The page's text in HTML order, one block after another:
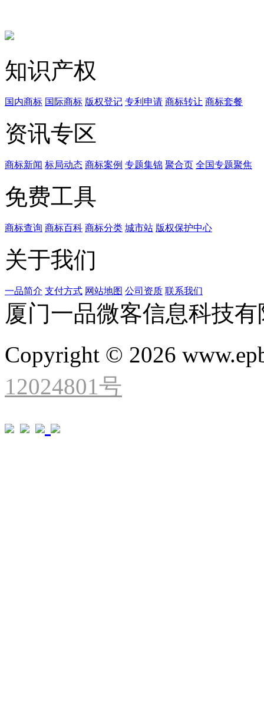
知识产权
国内商标 国际商标 版权登记 专利申请 商标转让 商标套餐
资讯专区
商标新闻 标局动态 商标案例 专题集锦 聚合页 全国专题聚焦
免费工具
商标查询 商标百科 商标分类 城市站 版权保护中心
关于我们
一品简介 支付方式 网站地图 公司资质 联系我们
厦门一品微客信息科技
Copyright © 2026
12024801号